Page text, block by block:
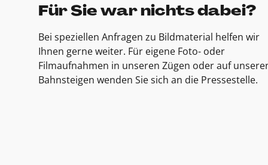
Für Sie war nichts dabei?
Bei speziellen Anfragen zu Bildmaterial helfen wir
Ihnen gerne weiter. Für eigene Foto- oder
Filmaufnahmen in unseren Zügen oder auf
Bahnsteigen wenden Sie sich an die Pressestelle.